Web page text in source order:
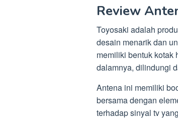
Review
Toyosaki adalah
desain menarik dan
memiliki bentuk kotak
dalamnya, dilindungi
Antena ini memiliki
bersama dengan
terhadap sinyal tv